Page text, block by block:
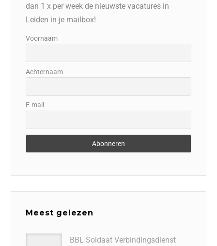
dan 1 x per week de nieuwste vacatures in
Leiden in je mailbox!
Voornaam
Achternaam
E-mail
Meest gelezen
BBL Soldaat Verbindingsdienst